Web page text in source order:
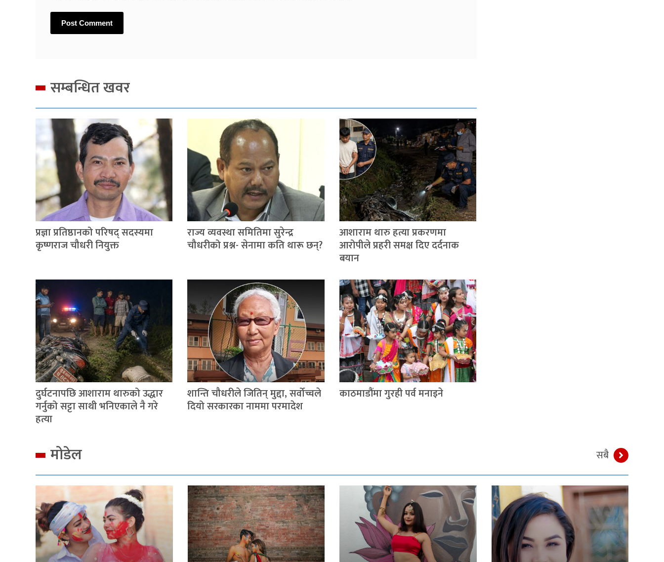
सम्बन्धित खवर
प्रज्ञा प्रतिष्ठानको परिषद् सदस्यमा
कृष्णराज चौधरी नियुक्त
राज्य व्यवस्था समितिमा सुरेन्द्र
चौधरीको प्रश्न- सेनामा कति थारू छन्?
आशाराम थारु हत्या प्रकरणमा
आरोपीले प्रहरी समक्ष दिए दर्दनाक
बयान
दुर्घटनापछि आशाराम थारुको उद्धार
गर्नुको सट्टा साथी भनिएकाले नै गरे
हत्या
शान्ति चौधरीले जितिन् मुद्दा, सर्वोच्चले
दियो सरकारका नाममा परमादेश
काठमाडौंमा गुरही पर्व मनाइने
मोडेल सबै